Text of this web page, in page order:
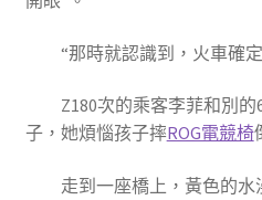
“那時就認識到，火車確
Z180次的乘客李菲和別
子，她煩惱孩子摔ROG電競椅
走到一座橋上，黃色的